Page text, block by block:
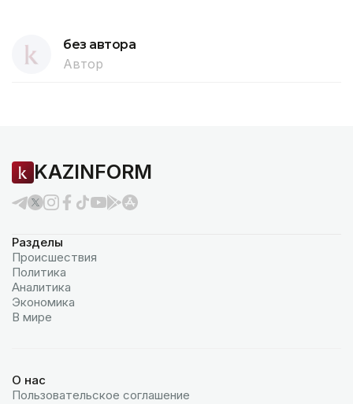
без автора
Автор
KAZINFORM
Разделы
Происшествия
Политика
Аналитика
Экономика
В мире
О нас
Пользовательское соглашение